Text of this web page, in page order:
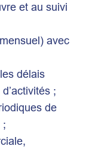
et au suivi
avec
délais
;
de